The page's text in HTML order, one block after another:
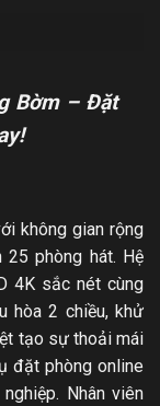
Bờm – Đặt
không gian rộng
phòng hát. Hệ
4K sắc nét cùng
hòa 2 chiều, khử
tạo sự thoải mái
đặt phòng online
Nhân viên